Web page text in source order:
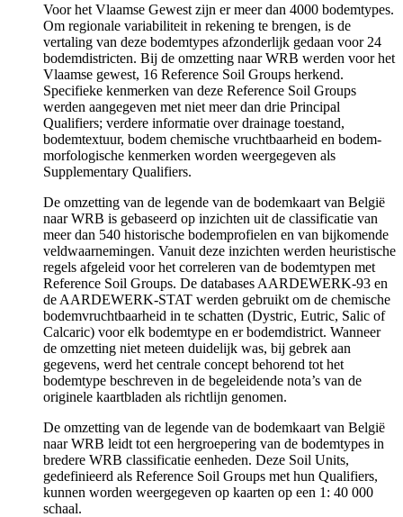
Voor het Vlaamse Gewest zijn er meer dan 4000 bodemtypes.
Om regionale variabiliteit in rekening te brengen, is de
vertaling van deze bodemtypes afzonderlijk gedaan voor 24
bodemdistricten. Bij de omzetting naar WRB werden voor het
Vlaamse gewest, 16 Reference Soil Groups herkend.
Specifieke kenmerken van deze Reference Soil Groups
werden aangegeven met niet meer dan drie Principal
Qualifiers; verdere informatie over drainage toestand,
bodemtextuur, bodem chemische vruchtbaarheid en bodem-
morfologische kenmerken worden weergegeven als
Supplementary Qualifiers.
De omzetting van de legende van de bodemkaart van België
naar WRB is gebaseerd op inzichten uit de classificatie van
meer dan 540 historische bodemprofielen en van bijkomende
veldwaarnemingen. Vanuit deze inzichten werden heuristische
regels afgeleid voor het correleren van de bodemtypen met
Reference Soil Groups. De databases AARDEWERK-93 en
de AARDEWERK-STAT werden gebruikt om de chemische
bodemvruchtbaarheid in te schatten (Dystric, Eutric, Salic of
Calcaric) voor elk bodemtype en er bodemdistrict. Wanneer
de omzetting niet meteen duidelijk was, bij gebrek aan
gegevens, werd het centrale concept behorend tot het
bodemtype beschreven in de begeleidende nota’s van de
originele kaartbladen als richtlijn genomen.
De omzetting van de legende van de bodemkaart van België
naar WRB leidt tot een hergroepering van de bodemtypes in
bredere WRB classificatie eenheden. Deze Soil Units,
gedefinieerd als Reference Soil Groups met hun Qualifiers,
kunnen worden weergegeven op kaarten op een 1: 40 000
schaal.